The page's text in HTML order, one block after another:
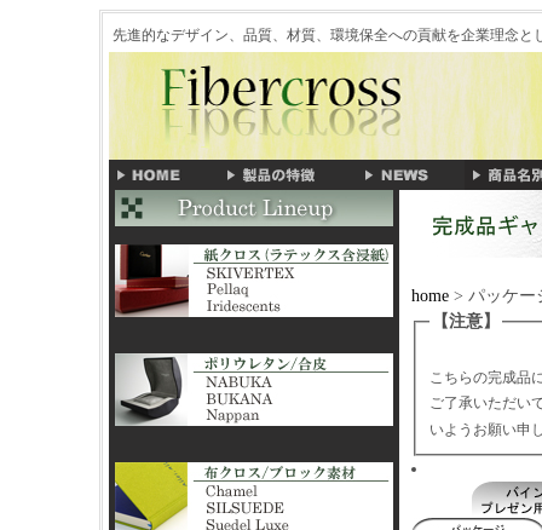
先進的なデザイン、品質、材質、環境保全への貢献を企業理念
home > パッケー
【注意】
こちらの完成品
ご了承いただい
いようお願い申